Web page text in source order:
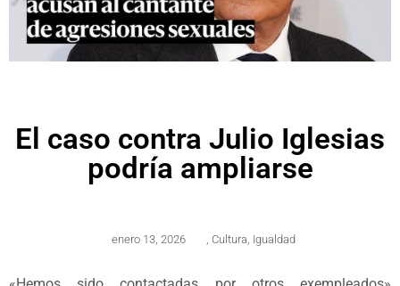
El caso contra Julio Iglesias
podría ampliarse
enero 13, 2026 , Cultura, Igualdad